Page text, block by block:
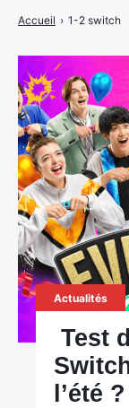
Accueil › 1-2 switch
Actualités
Test
l’été ?